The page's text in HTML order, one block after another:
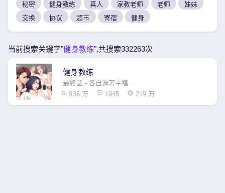
秘密
健身教练 真人 家教老师 老师
妹妹
交换
协议 超市 寄宿 健身
当前搜索关键字"健身教练",共搜索332263次
健身教练
最終話 - 各自過著幸福...
936 万
1945 219 万